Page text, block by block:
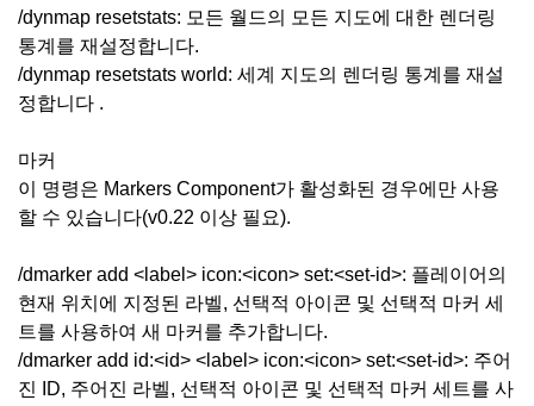
/dynmap resetstats: 모든 월드의 모든 지도에 대한 렌더링
통계를 재설정합니다.
/dynmap resetstats world: 세계 지도의 렌더링 통계를 재설
정합니다 .
마커
이 명령은 Markers Component가 활성화된 경우에만 사용
할 수 있습니다(v0.22 이상 필요).
/dmarker add <label> icon:<icon> set:<set-id>: 플레이어의
현재 위치에 지정된 라벨, 선택적 아이콘 및 선택적 마커 세
트를 사용하여 새 마커를 추가합니다.
/dmarker add id:<id> <label> icon:<icon> set:<set-id>: 주어
진 ID, 주어진 라벨, 선택적 아이콘 및 선택적 마커 세트를 사